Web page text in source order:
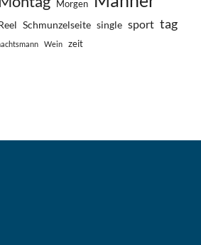
Morgen
Schmunzelseite single sport tag
Wein zeit